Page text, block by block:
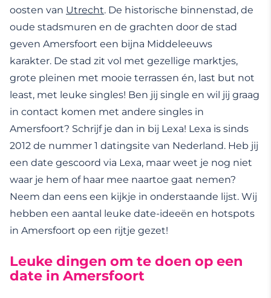
oosten van Utrecht. De historische binnenstad, de
oude stadsmuren en de grachten door de stad
geven Amersfoort een bijna Middeleeuws
karakter. De stad zit vol met gezellige marktjes,
grote pleinen met mooie terrassen én, last but not
least, met leuke singles! Ben jij single en wil jij graag
in contact komen met andere singles in
Amersfoort? Schrijf je dan in bij Lexa! Lexa is sinds
2012 de nummer 1 datingsite van Nederland. Heb jij
een date gescoord via Lexa, maar weet je nog niet
waar je hem of haar mee naartoe gaat nemen?
Neem dan eens een kijkje in onderstaande lijst. Wij
hebben een aantal leuke date-ideeën en hotspots
in Amersfoort op een rijtje gezet!
Leuke dingen om te doen op een
date in Amersfoort